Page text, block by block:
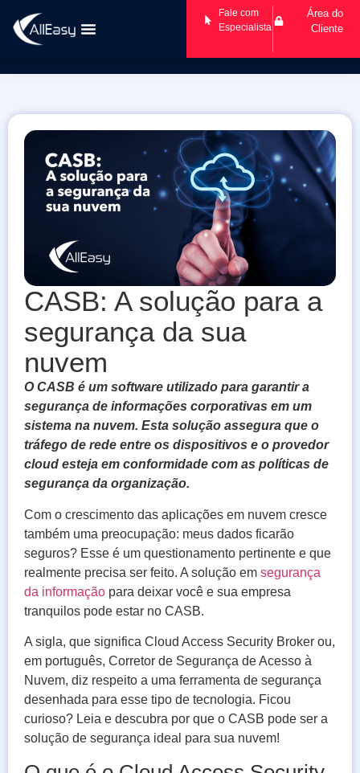
Fale com
Especialista
Área do
Cliente
CASB: A solução para a
segurança da sua
nuvem
O CASB é um software utilizado para garantir a
segurança de informações corporativas em um
sistema na nuvem. Esta solução assegura que o
tráfego de rede entre os dispositivos e o provedor
cloud esteja em conformidade com as políticas de
segurança da organização.
Com o crescimento das aplicações em nuvem cresce
também uma preocupação: meus dados ficarão
seguros? Esse é um questionamento pertinente e que
realmente precisa ser feito. A solução em segurança
da informação para deixar você e sua empresa
tranquilos pode estar no CASB.
A sigla, que significa Cloud Access Security Broker ou,
em português, Corretor de Segurança de Acesso à
Nuvem, diz respeito a uma ferramenta de segurança
desenhada para esse tipo de tecnologia. Ficou
curioso? Leia e descubra por que o CASB pode ser a
solução de segurança ideal para sua nuvem!